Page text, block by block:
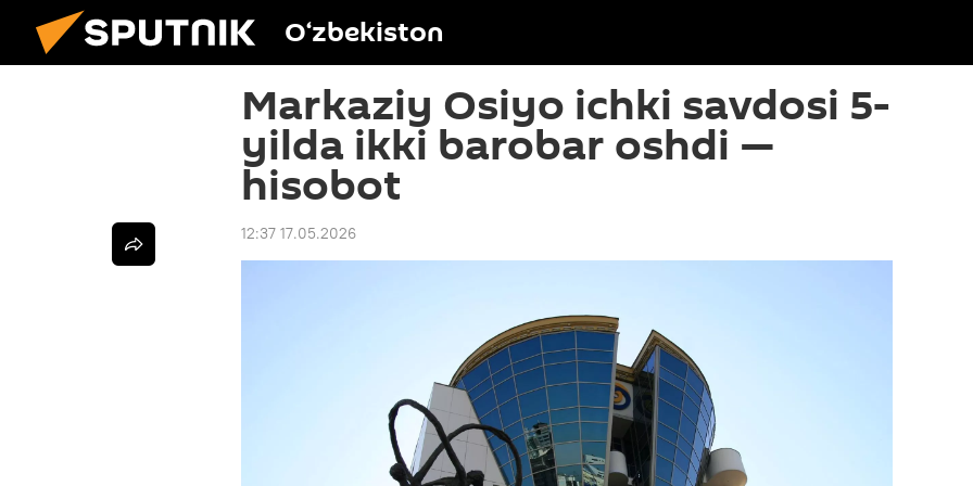
O‘zbekiston
Markaziy Osiyo ichki savdosi 5-
yilda ikki barobar oshdi —
hisobot
12:37 17.05.2026